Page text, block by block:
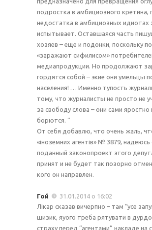
подростка в амбициозного кретина,
недостатка в амбициозных идиотах
испытывает. Оставшаяся часть
хозяев – еще и подонки, поскольку
«заражают сифилисом»
медиапродукции. Но продолжают
гордятся собой – экие они умельцы
населения! … Именно тупость
тому, что журналисты не просто не
за свободу слова – они сами яростно
борются. “
От себя добавлю, что очень жаль,
«іноземних агентів» № 3879,
поданный законопроект этого
принят и не будет так позорно
кого он направлен.
Гой
31.01.2014 о 16:02
Лікар сказав вичерпно – там “усе
шизик, яуого треба рятувати в
страху перед “агентами” накладе на